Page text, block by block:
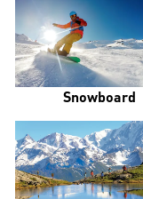
Snowboard